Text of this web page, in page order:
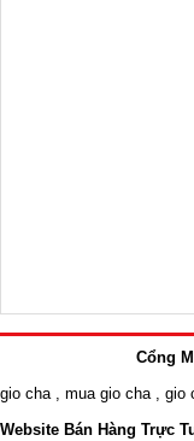
Cổng
gio cha, mua gio cha, gio
Website Bán Hàng Trực